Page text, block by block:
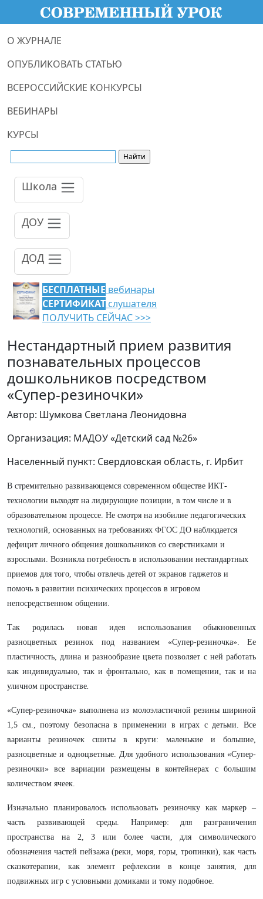
О ЖУРНАЛЕ
ОПУБЛИКОВАТЬ СТАТЬЮ
ВСЕРОССИЙСКИЕ КОНКУРСЫ
ВЕБИНАРЫ
КУРСЫ
Школа
ДОУ
ДОД
БЕСПЛАТНЫЕ вебинары
СЕРТИФИКАТ слушателя
ПОЛУЧИТЬ СЕЙЧАС >>>
Нестандартный прием развития
познавательных процессов
дошкольников посредством
«Супер-резиночки»
Автор: Шумкова Светлана Леонидовна
Организация: МАДОУ «Детский сад №26»
Населенный пункт: Свердловская область, г. Ирбит
В стремительно развивающемся современном обществе ИКТ-
технологии выходят на лидирующие позиции, в том числе и в
образовательном процессе. Не смотря на изобилие педагогических
технологий, основанных на требованиях ФГОС ДО наблюдается
дефицит личного общения дошкольников со сверстниками и
взрослыми. Возникла потребность в использовании нестандартных
приемов для того, чтобы отвлечь детей от экранов гаджетов и
помочь в развитии психических процессов в игровом
непосредственном общении.
Так родилась новая идея использования обыкновенных
разноцветных резинок под названием «Супер-резиночка». Ее
пластичность, длина и разнообразие цвета позволяет с ней работать
как индивидуально, так и фронтально, как в помещении, так и на
уличном пространстве.
«Супер-резиночка» выполнена из молоэластичной резины шириной
1,5 см., поэтому безопасна в применении в играх с детьми. Все
варианты резиночек сшиты в круги: маленькие и большие,
разноцветные и одноцветные. Для удобного использования «Супер-
резиночки» все вариации размещены в контейнерах с большим
количеством ячеек.
Изначально планировалось использовать резиночку как маркер –
часть развивающей среды. Например: для разграничения
пространства на 2, 3 или более части,для символического
обозначения частей пейзажа (реки, моря, горы, тропинки), как часть
сказкотерапии, как элемент рефлексии в конце занятия, для
подвижных игр с условными домиками и тому подобное.